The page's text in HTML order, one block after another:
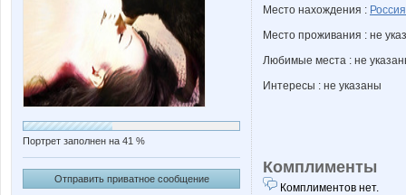
Портрет заполнен на 41 %
Отправить приватное сообщение
Место нахождения : Россия
Место проживания : не
Любимые места : не
Интересы : не указаны
Комплименты
Комплиментов нет.